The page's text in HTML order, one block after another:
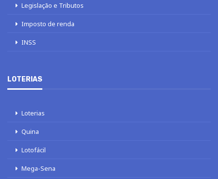
Legislação e Tributos
Imposto de renda
INSS
LOTERIAS
Loterias
Quina
Lotofácil
Mega-Sena